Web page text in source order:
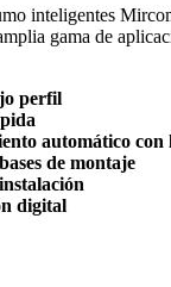
inteligentes
gama de
perfil
automático
de montaje
digital